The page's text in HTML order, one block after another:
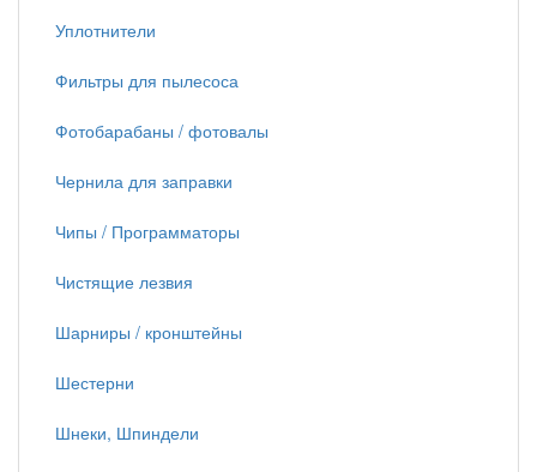
Уплотнители
Фильтры для пылесоса
Фотобарабаны / фотовалы
Чернила для заправки
Чипы / Программаторы
Чистящие лезвия
Шарниры / кронштейны
Шестерни
Шнеки, Шпиндели